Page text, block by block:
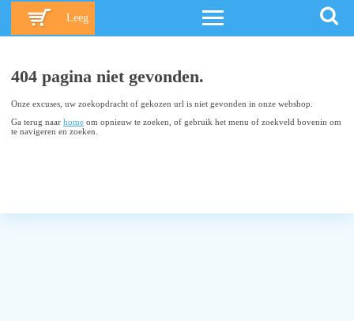
Leeg
404 pagina niet gevonden.
Onze excuses, uw zoekopdracht of gekozen url is niet gevonden in onze webshop.
Ga terug naar home om opnieuw te zoeken, of gebruik het menu of zoekveld bovenin om
te navigeren en zoeken.